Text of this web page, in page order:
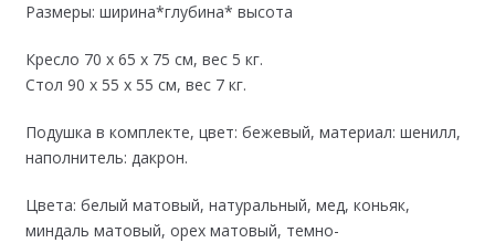
Размеры: ширина*глубина* высота
Кресло 70 x 65 x 75 см, вес 5 кг.
Стол 90 x 55 x 55 см, вес 7 кг.
Подушка в комплекте, цвет: бежевый, материал: шенилл,
наполнитель: дакрон.
Цвета: белый матовый, натуральный, мед, коньяк,
миндаль матовый, орех матовый, темно-